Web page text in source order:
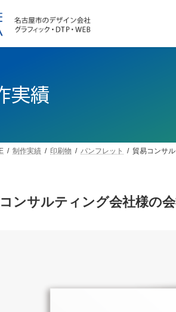
実績
制作実績 印刷物 パンフレット 貿易コンサ
ンサルティング会社様の